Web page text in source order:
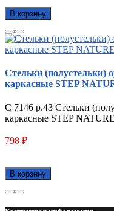
В корзину
Стельки (полустельки)
каркасные STEP
С 7146 р.43 Стельки
каркасные STEP
798 ₽
В корзину